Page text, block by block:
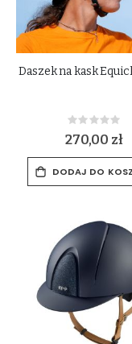
Daszek na kask
Rating:
0%
270,00 zł
DODAJ DO